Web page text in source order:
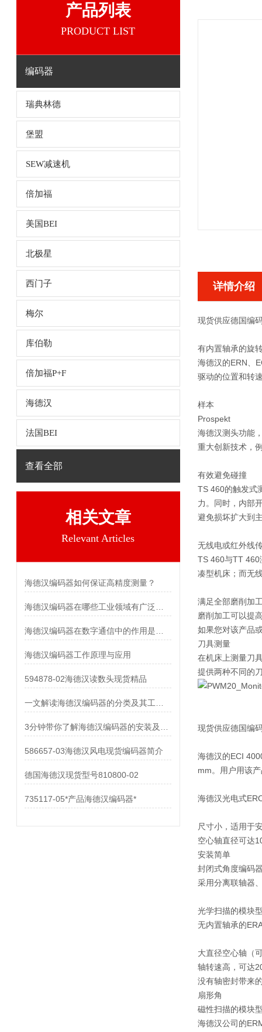
产品列表
PRODUCT LIST
编码器
瑞典林德
堡盟
SEW减速机
倍加福
美国BEI
北极星
西门子
梅尔
库伯勒
倍加福P+F
海德汉
法国BEI
查看全部
相关文章
Relevant Articles
海德汉编码器如何保证高精度测量？
海德汉编码器工作原理与应用
594878-02海德汉读数头现货精品
586657-03海德汉风电现货编码器简介
德国海德汉现货型号810800-02
735117-05*产品海德汉编码器*
详情介绍
现货供应德国编
有内置轴承的旋
海德汉的ERN、
驱动的位置和转
样本
Prospekt
海德汉测头功能
重大创新技术，
有效避免碰撞
TS 460的触发式
力。同时，内部
避免损坏扩大到
无线电或红外线
TS 460与TT 460
凑型机床；而无
满足全部磨削加
磨削加工可以提
如果您对该产品
刀具测量
在机床上测量刀
提供两种不同的
现货供应德国编
海德汉的ECI
mm。用户用该
海德汉光电式
尺寸小，适用于
空心轴直径可达
安装简单
封闭式角度编码
采用分离联轴器
光学扫描的模块
无内置轴承的
大直径空心轴（
轴转速高，可达
没有轴密封带来
扇形角
磁性扫描的模块
海德汉公司的